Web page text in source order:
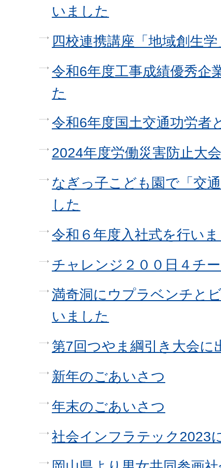
いました
四校連携講座「地域創生
令和6年度工事成績優秀企
た
令和6年度国土交通功労者
2024年度労働災害防止大会
なぎっ子こども園で「交
した
令和６年度入社式を行い
チャレンジ２００日４チ
満奇洞にウプラベンチと
いました
第7回つやま綱引き大会に
新年のごあいさつ
年末のごあいさつ
社会インフラテック2023